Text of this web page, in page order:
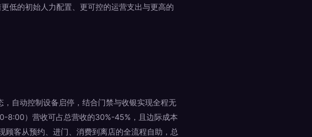
低的初始人力配置、更可控的运营支出与更高的
自动控制设备启停，结合门禁与收银实现全程无
8:00）营收可占总营收的30%-45%，且边际成本
客从预约、进门、消费到离店的全流程自助，总